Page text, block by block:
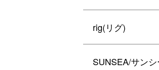
rig(リグ)
SUNSEA/サンシ